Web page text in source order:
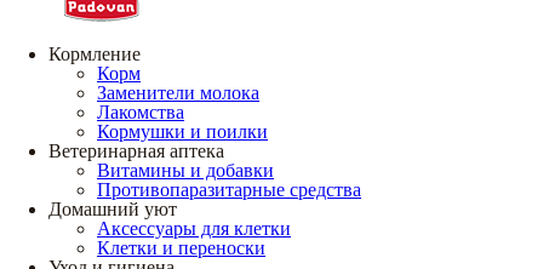
Кормление
Корм
Заменители молока
Лакомства
Кормушки и поилки
Ветеринарная аптека
Витамины и добавки
Противопаразитарные средства
Домашний уют
Аксессуары для клетки
Клетки и переноски